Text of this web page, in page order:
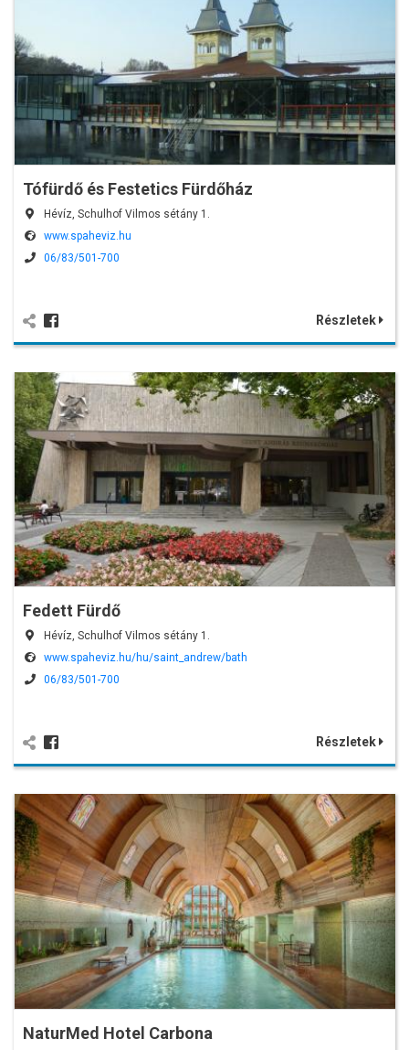
Tófürdő és Festetics Fürdőház
Hévíz, Schulhof Vilmos sétány 1.
www.spaheviz.hu
06/83/501-700
Részletek
Fedett Fürdő
Hévíz, Schulhof Vilmos sétány 1.
www.spaheviz.hu/hu/saint_andrew/bath
06/83/501-700
Részletek
NaturMed Hotel Carbona